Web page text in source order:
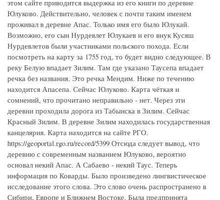
этом сайте приводится выдержка из его книги по деревне
Юлуково. Действительно, человек с почти таким именем
проживал в деревне Апас. Только имя его было Юлукай.
Возможно, его сын Нурдевлет Юлукаев и его внук Кусяш
Нурдевлетов были участниками польского похода. Если
посмотреть на карту за 1755 год, то будет видно следующее. В
реку Белую впадает Зилим. Там где указано Таусепа впадает
речка без названия. Это речка Мендим. Ниже по течению
находится Апасепа. Сейчас Юлуково. Карта чёткая и
сомнений, что прочитано неправильно - нет. Через эти
деревни проходила дорога из Табынска в Зилим. Сейчас
Красный Зилим. В деревне Зилим находилась государственная
канцелярия. Карта находится на сайте РГО.
https://geoportal.rgo.ru/record/5399 Отсюда следует вывод, что
деревню с современным названием Юлуково, вероятно
основал некий Апас. А Сабаево - некий Таус. Теперь
информация по Коварды. Было произведено лингвистическое
исследование этого слова. Это слово очень распространено в
Сибири, Европе и Ближнем Востоке. Была предпринята